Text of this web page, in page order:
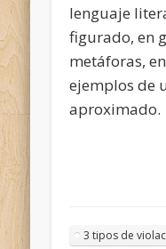
lenguaje
figurado, en
metáforas,
ejemplos de
aproximado.
3 tipos de